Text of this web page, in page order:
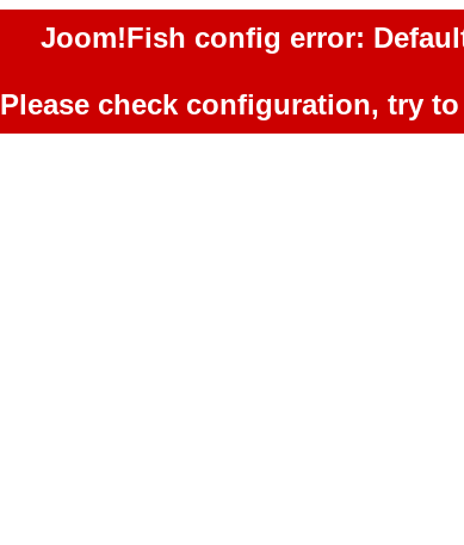
Joom!Fish config error:
Please check configuration, try